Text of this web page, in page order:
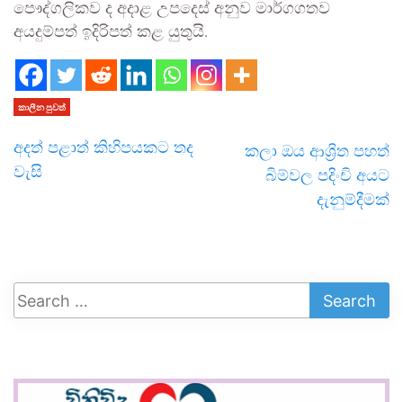
පෞද්ගලිකව ද අදාළ උපදෙස් අනුව මාර්ගගතව
අයදුම්පත් ඉදිරිපත් කළ යුතුයි.
කාලීන පුවත්
අදත් පළාත් කිහිපයකට තද
වැසි
කලා ඔය ආශ්‍රිත පහත්
බිම්වල පදිංචි අයට
දැනුම්දීමක්